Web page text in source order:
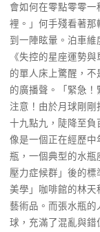
會如何在零點零零
裡。」何手殘看著
到一陣眩暈。泊車維
《失控的星座運勢
的單人床上驚醒，
的廣播聲。「緊急
注意！由於月球剛剛
十九點九，陡降至負
像是一個正在經歷中
瓶，一個典型的水
壓力症候群」後的
美學」咖啡館的林
藝術品。而張水瓶
球，充滿了混亂與